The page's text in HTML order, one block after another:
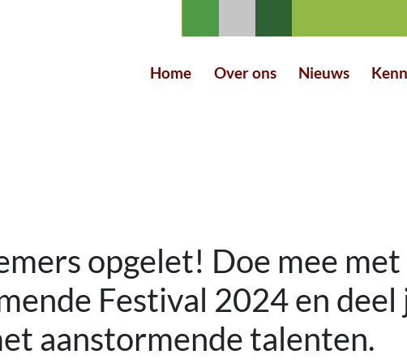
Home Over ons Nieuws
opgelet! Doe mee
Festival 2024 en deel
aanstormende talenten.